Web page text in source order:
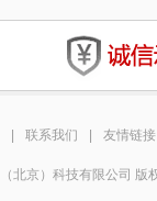
联系我们 友情链接
北京）科技有限公司 版